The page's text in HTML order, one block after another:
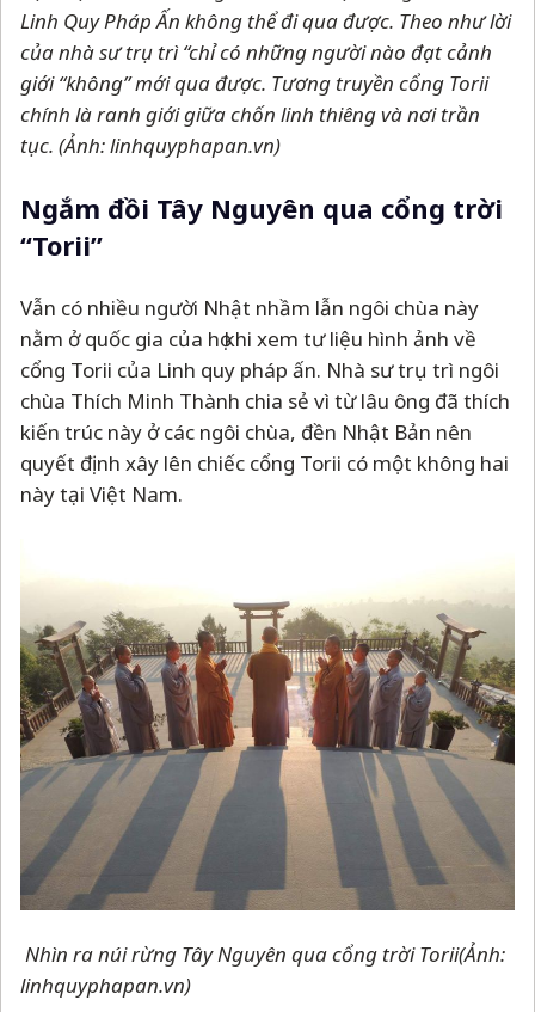
Linh Quy Pháp Ấn không thể đi qua được. Theo như lời
của nhà sư trụ trì “chỉ có những người nào đạt cảnh
giới “không” mới qua được. Tương truyền cổng Torii
chính là ranh giới giữa chốn linh thiêng và nơi trần
tục. (Ảnh: linhquyphapan.vn)
Ngắm đồi Tây Nguyên qua cổng trời
“Torii”
Vẫn có nhiều người Nhật nhầm lẫn ngôi chùa này
nằm ở quốc gia của họ khi xem tư liệu hình ảnh về
cổng Torii của Linh quy pháp ấn. Nhà sư trụ trì ngôi
chùa Thích Minh Thành chia sẻ vì từ lâu ông đã thích
kiến trúc này ở các ngôi chùa, đền Nhật Bản nên
quyết định xây lên chiếc cổng Torii có một không hai
này tại Việt Nam.
Nhìn ra núi rừng Tây Nguyên qua cổng trời Torii(Ảnh:
linhquyphapan.vn)